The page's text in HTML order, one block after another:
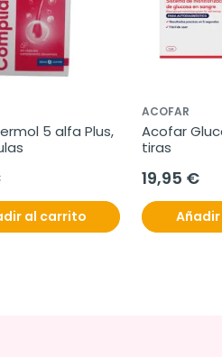
5 alfa Plus,
al carrito
ACOFAR
Acofar
tiras
19,95 €